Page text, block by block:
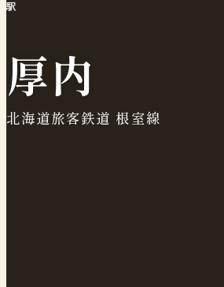
駅
厚内
北海道旅客鉄道 根室線